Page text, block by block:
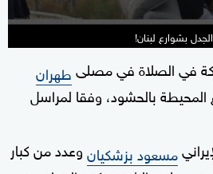
بشوارع لبنان!
في الصلاة في مصلىطهران
المحيطة بالحشود، وفقا لمراسل
مسعود بزشكيانوعدد من كبار